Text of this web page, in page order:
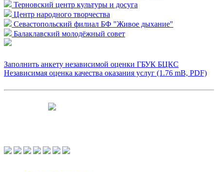
Терновский центр культуры и досуга
Центр народного творчества
Севастопольский филиал БФ "Живое дыхание"
Балаклавский молодёжный совет
Заполнить анкету независимой оценки ГБУК БЦКС
Независимая оценка качества оказания услуг (1.76 mB, PDF)